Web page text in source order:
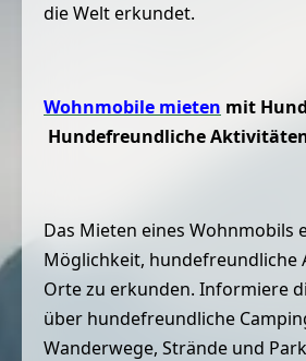
die Welt erkundet.
Wohnmobile mieten mit
Hundefreundliche
Das Mieten eines Wohnmobils
Möglichkeit, hundefreundliche
Orte zu erkunden. Informiere
über hundefreundliche
Wanderwege, Strände und